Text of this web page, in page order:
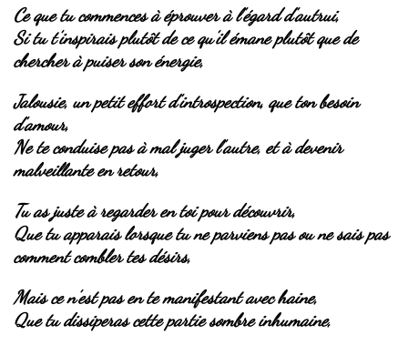
Ce que tu commences à éprouver à l’égard d’autrui,
Si tu t’inspirais plutôt de ce qu’il émane plutôt que de
chercher à puiser son énergie,
Jalousie, un petit effort d’introspection, que ton besoin
d’amour,
Ne te conduise pas à mal juger l’autre, et à devenir
malveillante en retour,
Tu as juste à regarder en toi pour découvrir,
Que tu apparais lorsque tu ne parviens pas ou ne sais pas
comment combler tes désirs,
Mais ce n’est pas en te manifestant avec haine,
Que tu dissiperas cette partie sombre inhumaine,